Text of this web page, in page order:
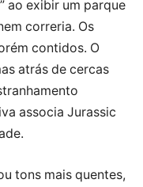
ao exibir um parque
correria. Os
contidos. O
atrás de cercas
associa Jurassic
tons mais quentes,